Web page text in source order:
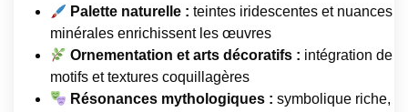
Palette naturelle : teintes iridescentes et nuances
minérales enrichissent les œuvres
Ornementation et arts décoratifs : intégration de
motifs et textures coquillagères
Résonances mythologiques : symbolique riche,